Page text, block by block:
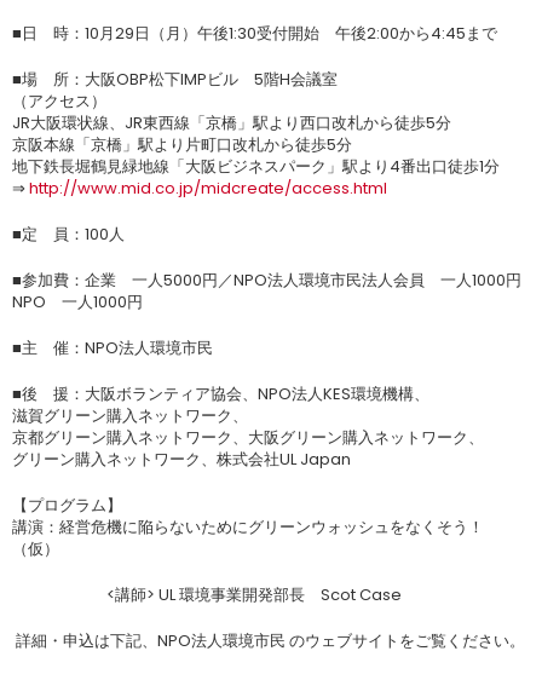
■日 時：10月29日（月）午後1:30受付開始 午後2:00から4:45まで
■場 所：大阪OBP松下IMPビル 5階H会議室
（アクセス）
JR大阪環状線、JR東西線「京橋」駅より西口改札から徒歩5分
京阪本線「京橋」駅より片町口改札から徒歩5分
地下鉄長堀鶴見緑地線「大阪ビジネスパーク」駅より4番出口徒歩1分
⇒http://www.mid.co.jp/midcreate/access.html
■定 員：100人
■参加費：企業 一人5000円／NPO法人環境市民法人会員 一人1000円
NPO 一人1000円
■主 催：NPO法人環境市民
■後 援：大阪ボランティア協会、NPO法人KES環境機構、
滋賀グリーン購入ネットワーク、
京都グリーン購入ネットワーク、大阪グリーン購入ネットワーク、
グリーン購入ネットワーク、株式会社UL Japan
【プログラム】
講演：経営危機に陥らないためにグリーンウォッシュをなくそう！
（仮）
<講師> UL 環境事業開発部長 Scot Case
詳細・申込は下記、NPO法人環境市民 のウェブサイトをご覧ください。